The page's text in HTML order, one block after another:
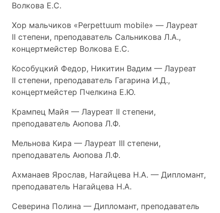
Волкова Е.С.
Хор мальчиков «Perpettuum mobile» — Лауреат
II степени, преподаватель Сальникова Л.А.,
концертмейстер Волкова Е.С.
Кособуцкий Федор, Никитин Вадим — Лауреат
II степени, преподаватель Гагарина И.Д.,
концертмейстер Пчелкина Е.Ю.
Крампец Майя — Лауреат II степени,
преподаватель Аюпова Л.Ф.
Мельнова Кира — Лауреат III степени,
преподаватель Аюпова Л.Ф.
Ахманаев Ярослав, Нагайцева Н.А. — Дипломант,
преподаватель Нагайцева Н.А.
Северина Полина — Дипломант, преподаватель